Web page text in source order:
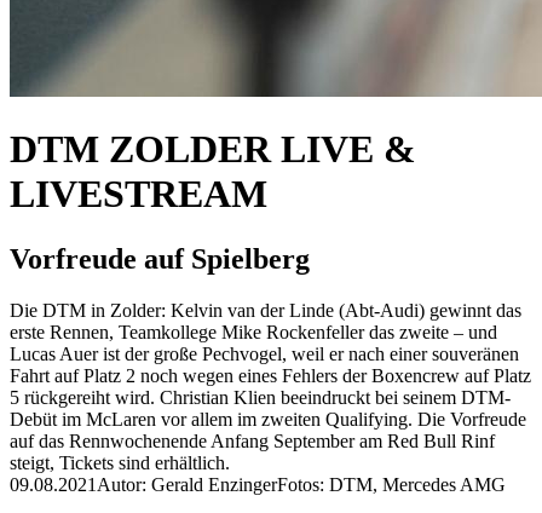
DTM ZOLDER LIVE &
LIVESTREAM
Vorfreude auf Spielberg
Die DTM in Zolder: Kelvin van der Linde (Abt-Audi) gewinnt das
erste Rennen, Teamkollege Mike Rockenfeller das zweite – und
Lucas Auer ist der große Pechvogel, weil er nach einer souveränen
Fahrt auf Platz 2 noch wegen eines Fehlers der Boxencrew auf Platz
5 rückgereiht wird. Christian Klien beeindruckt bei seinem DTM-
Debüt im McLaren vor allem im zweiten Qualifying. Die Vorfreude
auf das Rennwochenende Anfang September am Red Bull Rinf
steigt, Tickets sind erhältlich.
09.08.2021 Autor: Gerald EnzingerFotos: DTM, Mercedes AMG